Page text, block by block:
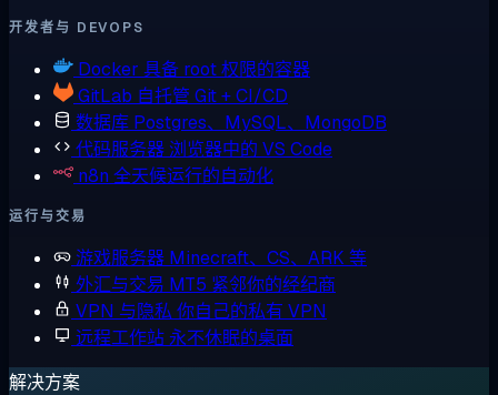
开发者与 DEVOPS
Docker 具备 root 权限的容器
GitLab 自托管 Git + CI/CD
数据库 Postgres、MySQL、MongoDB
代码服务器 浏览器中的 VS Code
n8n 全天候运行的自动化
运行与交易
游戏服务器 Minecraft、CS、ARK 等
外汇与交易 MT5 紧邻你的经纪商
VPN 与隐私 你自己的私有 VPN
远程工作站 永不休眠的桌面
解决方案